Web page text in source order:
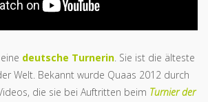
deutsche Turnerin. Sie ist die älteste
Welt. Bekannt wurde Quaas 2012 durch
die sie bei Auftritten beim Turnier der